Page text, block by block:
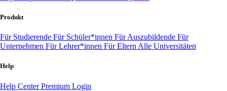
Produkt
Für Studierende Für Schüler*innen Für Auszubildende Für
Unternehmen Für Lehrer*innen Für Eltern Alle Universitäten
Help
Help CenterPremium Login